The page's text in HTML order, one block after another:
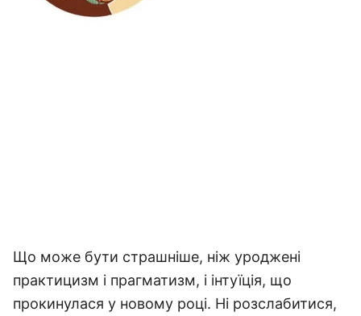
Що може бути страшніше, ніж уроджені
практицизм і прагматизм, і інтуїція, що
прокинулася у новому році. Ні розслабитися,